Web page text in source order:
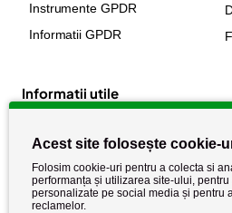
Instrumente GPDR
Informatii GPDR
Informatii utile
Despre noi
Stiri si noutati
Politica de cookie
Acest site folosește cookie-
Folosim cookie-uri pentru a colecta si
performanța și utilizarea site-ului, pentru
personalizate pe social media și pentru
reclamelor.